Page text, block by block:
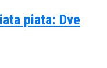
piata: Dve